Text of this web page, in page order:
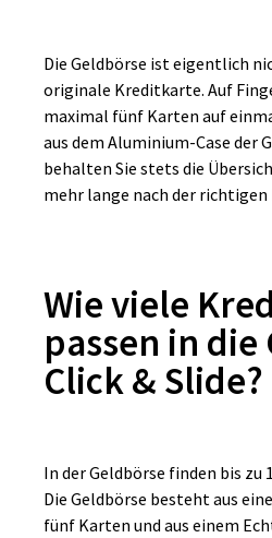
Die Geldbörse ist eigentlich
originale Kreditkarte. Auf
maximal fünf Karten auf
aus dem Aluminium-Case der
behalten Sie stets die
mehr lange nach der richtigen
Wie viele
passen in die
Click & Slide?
In der Geldbörse finden bis
Die Geldbörse besteht aus
fünf Karten und aus einem